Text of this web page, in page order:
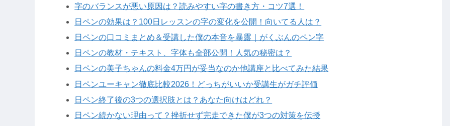
字のバランスが悪い原因は？読みやすい字の書き方・コツ7選！
日ペンの効果は？100日レッスンの字の変化を公開！向いてる人は？
日ペンの口コミまとめ＆受講した僕の本音を暴露｜がくぶんのペン字
日ペンの教材・テキスト、字体も全部公開！人気の秘密は？
日ペンの美子ちゃんの料金4万円が妥当なのか他講座と比べてみた結果
日ペンユーキャン徹底比較2026！どっちがいいか受講生がガチ評価
日ペン終了後の3つの選択肢とは？あなた向けはどれ？
日ペン続かない理由って？挫折せず完走できた僕が3つの対策を伝授